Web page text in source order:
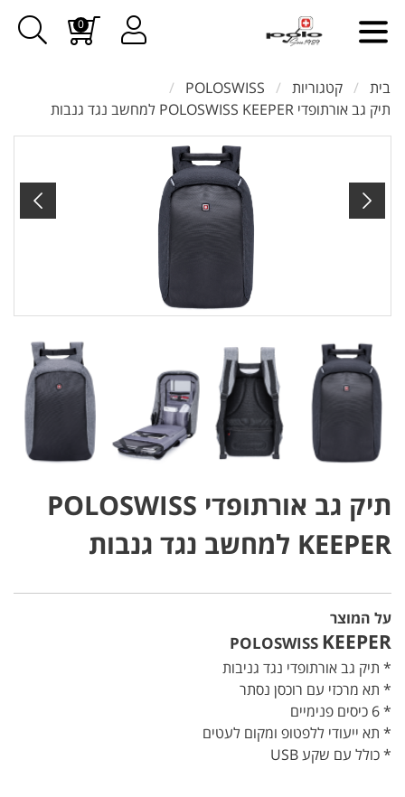
0
בית קטגוריות
POLOSWISS
תיק גב אורתופדי POLOSWISS KEEPER למחשב נגד גנבות
תיק גב אורתופדי POLOSWISS
KEEPER למחשב נגד גנבות
על המוצר
POLOSWISS KEEPER
* תיק גב אורתופדי נגד גניבות
* תא מרכזי עם רוכסן נסתר
* 6 כיסים פנימיים
* תא ייעודי ללפטופ ומקום לעטים
* כולל עם שקע USB